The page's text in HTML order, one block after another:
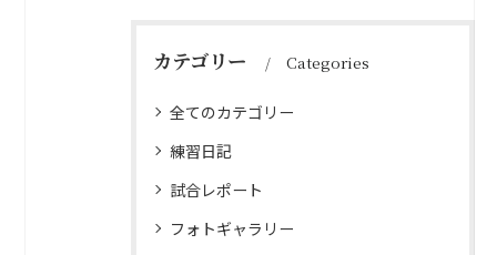
カテゴリー Categories
全てのカテゴリー
練習日記
試合レポート
フォトギャラリー